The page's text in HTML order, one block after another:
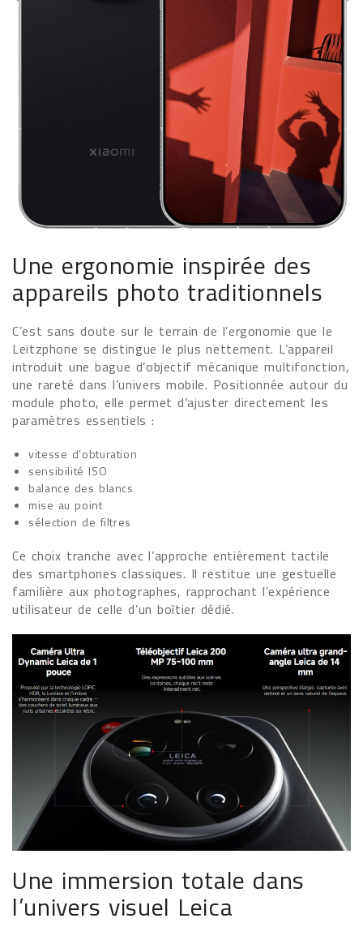
Une ergonomie inspirée des
appareils photo traditionnels
C’est sans doute sur le terrain de l’ergonomie que le
Leitzphone se distingue le plus nettement. L’appareil
introduit une bague d’objectif mécanique multifonction,
une rareté dans l’univers mobile. Positionnée autour du
module photo, elle permet d’ajuster directement les
paramètres essentiels :
vitesse d’obturation
sensibilité ISO
balance des blancs
mise au point
sélection de filtres
Ce choix tranche avec l’approche entièrement tactile
des smartphones classiques. Il restitue une gestuelle
familière aux photographes, rapprochant l’expérience
utilisateur de celle d’un boîtier dédié.
Une immersion totale dans
l’univers visuel Leica